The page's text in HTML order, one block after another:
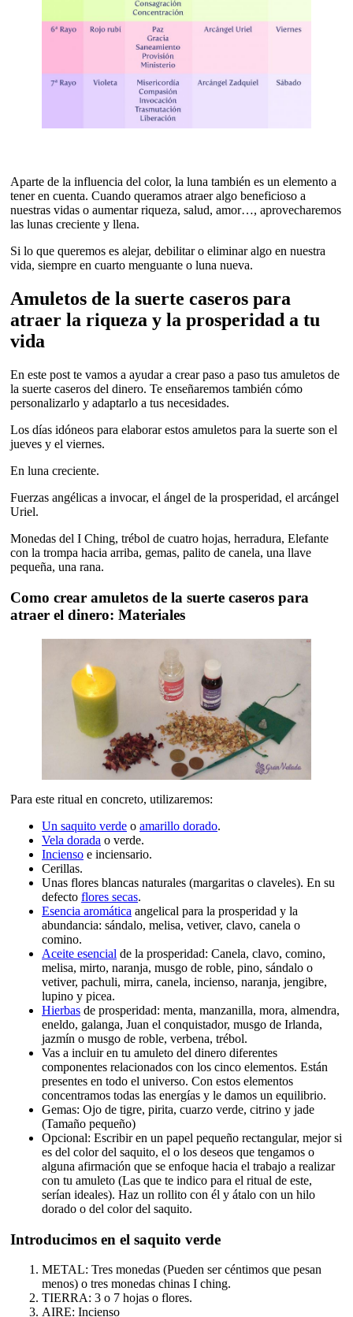
Aparte de la influencia del color, la luna también es un elemento a
tener en cuenta. Cuando queramos atraer algo beneficioso a
nuestras vidas o aumentar riqueza, salud, amor…, aprovecharemos
las lunas creciente y llena.
Si lo que queremos es alejar, debilitar o eliminar algo en nuestra
vida, siempre en cuarto menguante o luna nueva.
Amuletos de la suerte caseros para
atraer la riqueza y la prosperidad a tu
vida
En este post te vamos a ayudar a crear paso a paso tus amuletos de
la suerte caseros del dinero. Te enseñaremos también cómo
personalizarlo y adaptarlo a tus necesidades.
Los días idóneos para elaborar estos amuletos para la suerte son el
jueves y el viernes.
En luna creciente.
Fuerzas angélicas a invocar, el ángel de la prosperidad, el arcángel
Uriel.
Monedas del I Ching, trébol de cuatro hojas, herradura, Elefante
con la trompa hacia arriba, gemas, palito de canela, una llave
pequeña, una rana.
Como crear amuletos de la suerte caseros para
atraer el dinero: Materiales
Para este ritual en concreto, utilizaremos:
Un saquito verde o amarillo dorado.
Vela dorada o verde.
Incienso e inciensario.
Cerillas.
Unas flores blancas naturales (margaritas o claveles). En su
defecto flores secas.
Esencia aromática angelical para la prosperidad y la
abundancia: sándalo, melisa, vetiver, clavo, canela o
comino.
Aceite esencial de la prosperidad: Canela, clavo, comino,
melisa, mirto, naranja, musgo de roble, pino, sándalo o
vetiver, pachuli, mirra, canela, incienso, naranja, jengibre,
lupino y picea.
Hierbas de prosperidad: menta, manzanilla, mora, almendra,
eneldo, galanga, Juan el conquistador, musgo de Irlanda,
jazmín o musgo de roble, verbena, trébol.
Vas a incluir en tu amuleto del dinero diferentes
componentes relacionados con los cinco elementos. Están
presentes en todo el universo. Con estos elementos
concentramos todas las energías y le damos un equilibrio.
Gemas: Ojo de tigre, pirita, cuarzo verde, citrino y jade
(Tamaño pequeño)
Opcional: Escribir en un papel pequeño rectangular, mejor si
es del color del saquito, el o los deseos que tengamos o
alguna afirmación que se enfoque hacia el trabajo a realizar
con tu amuleto (Las que te indico para el ritual de este,
serían ideales). Haz un rollito con él y átalo con un hilo
dorado o del color del saquito.
Introducimos en el saquito verde
METAL: Tres monedas (Pueden ser céntimos que pesan
menos) o tres monedas chinas I ching.
TIERRA: 3 o 7 hojas o flores.
AIRE: Incienso